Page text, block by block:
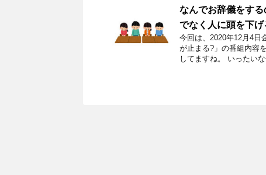
なんでお辞儀をす
でなく人に頭を下
今回は、2020年12月4
が止まる?」の番組内容
してますね。 いったい